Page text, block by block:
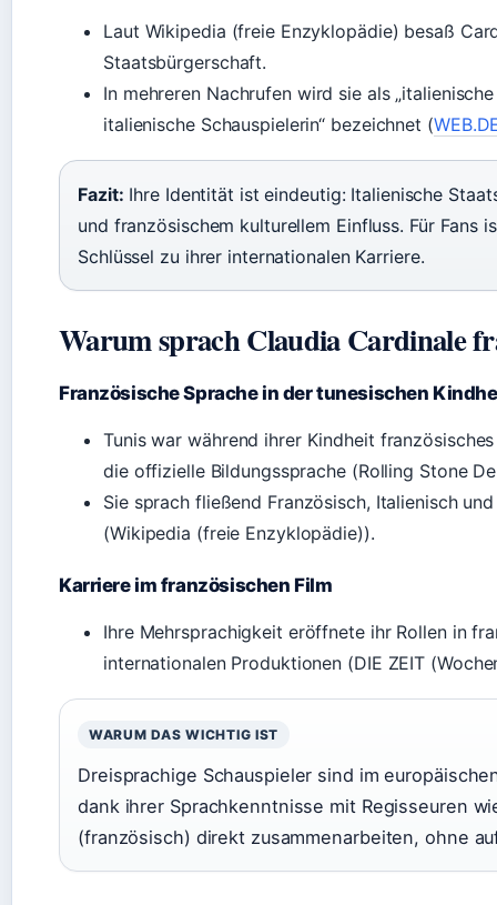
Laut Wikipedia (freie Enzyklopädie) besaß
Staatsbürgerschaft.
In mehreren Nachrufen wird sie als
italienische Schauspielerin“ bezeichnet (
Fazit: Ihre Identität ist eindeutig: Italienische
und französischem kulturellem Einfluss. Für Fans
Schlüssel zu ihrer internationalen Karriere.
Warum sprach Claudia Cardinale
Französische Sprache in der tunesischen
Tunis war während ihrer Kindheit
die offizielle Bildungssprache (Rolling Stone
Sie sprach fließend Französisch, Italienisch
(Wikipedia (freie Enzyklopädie)).
Karriere im französischen Film
Ihre Mehrsprachigkeit eröffnete ihr Rollen in
internationalen Produktionen (DIE ZEIT
WARUM DAS WICHTIG IST
Dreisprachige Schauspieler sind im
dank ihrer Sprachkenntnisse mit Regisseuren
(französisch) direkt zusammenarbeiten, ohne